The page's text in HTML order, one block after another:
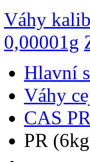
Váhy
0,00001g
Hlavní
Váhy
CAS
PR